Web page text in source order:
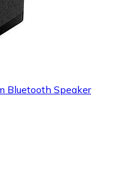
Bluetooth Speaker